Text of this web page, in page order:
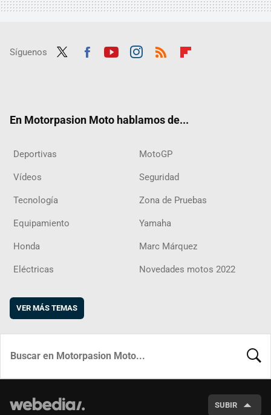
Síguenos
En Motorpasion Moto hablamos de...
Deportivas MotoGP
Vídeos Seguridad
Tecnología Zona de Pruebas
Equipamiento Yamaha
Honda Marc Márquez
Eléctricas Novedades motos 2022
VER MÁS TEMAS
SUBIR